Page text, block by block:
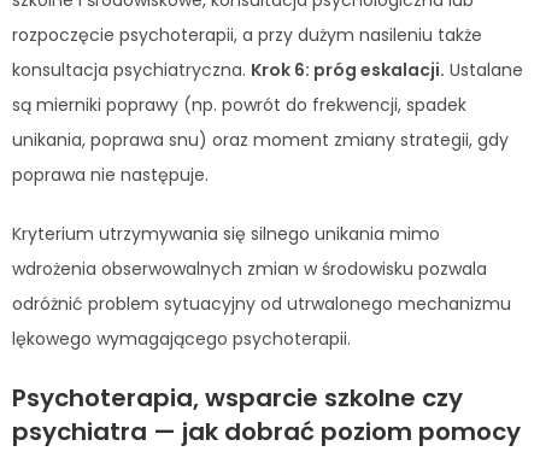
rozpoczęcie psychoterapii, a przy dużym nasileniu także
konsultacja psychiatryczna. Krok 6: próg eskalacji. Ustalane
są mierniki poprawy (np. powrót do frekwencji, spadek
unikania, poprawa snu) oraz moment zmiany strategii, gdy
poprawa nie następuje.
Kryterium utrzymywania się silnego unikania mimo
wdrożenia obserwowalnych zmian w środowisku pozwala
odróżnić problem sytuacyjny od utrwalonego mechanizmu
lękowego wymagającego psychoterapii.
Psychoterapia, wsparcie szkolne czy
psychiatra — jak dobrać poziom pomocy